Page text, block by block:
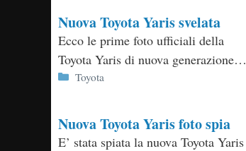
Nuova Toyota Yaris svelata
Ecco le prime foto ufficiali della
Toyota Yaris di nuova generazione…
Categorie
Toyota
Nuova Toyota Yaris foto spia
E’ stata spiata la nuova Toyota Yaris